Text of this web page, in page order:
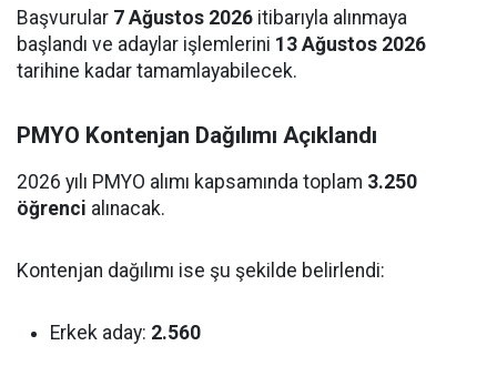
Başvurular 7 Ağustos 2026 itibarıyla alınmaya
başlandı ve adaylar işlemlerini 13 Ağustos 2026
tarihine kadar tamamlayabilecek.
PMYO Kontenjan Dağılımı Açıklandı
2026 yılı PMYO alımı kapsamında toplam 3.250
öğrenci alınacak.
Kontenjan dağılımı ise şu şekilde belirlendi:
Erkek aday: 2.560